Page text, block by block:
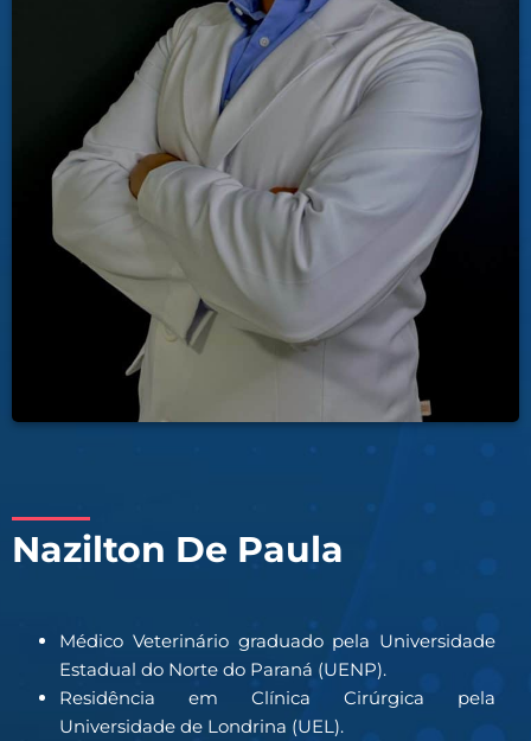
Nazilton De Paula
Médico Veterinário graduado pela Universidade
Estadual do Norte do Paraná (UENP).
Residência em Clínica Cirúrgica pela
Universidade de Londrina (UEL).